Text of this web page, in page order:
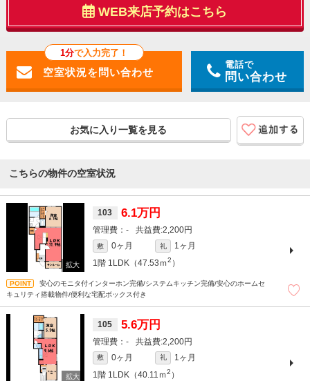
WEB来店予約はこちら
1分で入力完了！
電話で
問い合わせ
お気に入り一覧を見る
こちらの物件の空室状況
103 6.1万円
- 2,200円
敷 0ヶ月 礼
1ヶ月
1階 1LDK（47.53ｍ2 ）
安心のモニタ付インターホン完備/システムキッチン完備/安心のホームセ
キュリティ搭載物件/便利な宅配ボックス付き
105 5.6万円
- 2,200円
敷 0ヶ月 礼
1ヶ月
1階 1LDK（40.11ｍ2 ）